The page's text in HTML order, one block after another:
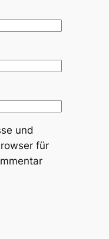
und
für